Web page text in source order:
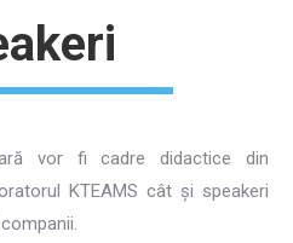
vor fi cadre didactice din
KTEAMS cât și speakeri